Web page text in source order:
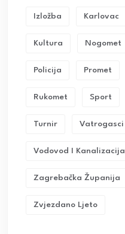
Izložba Karlovac
Kultura Nogomet
Policija Promet
Rukomet Sport
Turnir Vatrogasci
Vodovod I Kanalizacija
Zagrebačka Županija
Zvjezdano Ljeto